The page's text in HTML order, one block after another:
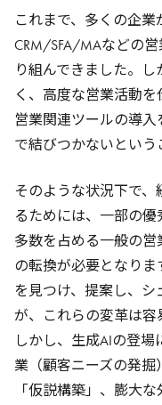
これまで、多くの企
CRM/SFA/MAなどの
り組んできました。
く、高度な営業活動を
営業関連ツールの導
で結びつかないという
そのような状況下で
るためには、一部の
多数を占める一般の
の転換が必要となり
を見つけ、提案し、
が、これらの変革は容
しかし、生成AIの登
業（顧客ニーズの発
「仮説構築」、膨大